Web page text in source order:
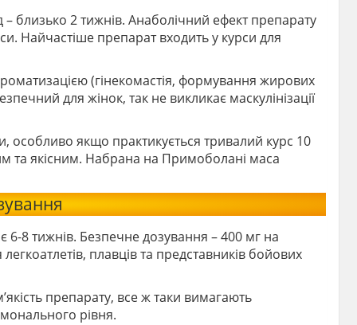
2 тижнів. Анаболічний ефект препарату
Найчастіше препарат входить у курси для
(гінекомастія, формування жирових
для жінок, так не викликає маскулінізації
особливо якщо практикується тривалий курс 10
та якісним. Набрана на Примоболані маса
8 тижнів. Безпечне дозування – 400 мг на
плавців та представників бойових
препарату, все ж таки вимагають
рівня.